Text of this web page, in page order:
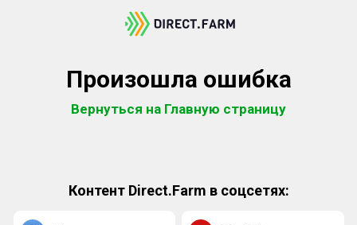
Произошла ошибка
Вернуться на Главную страницу
Контент Direct.Farm в соцсетях: